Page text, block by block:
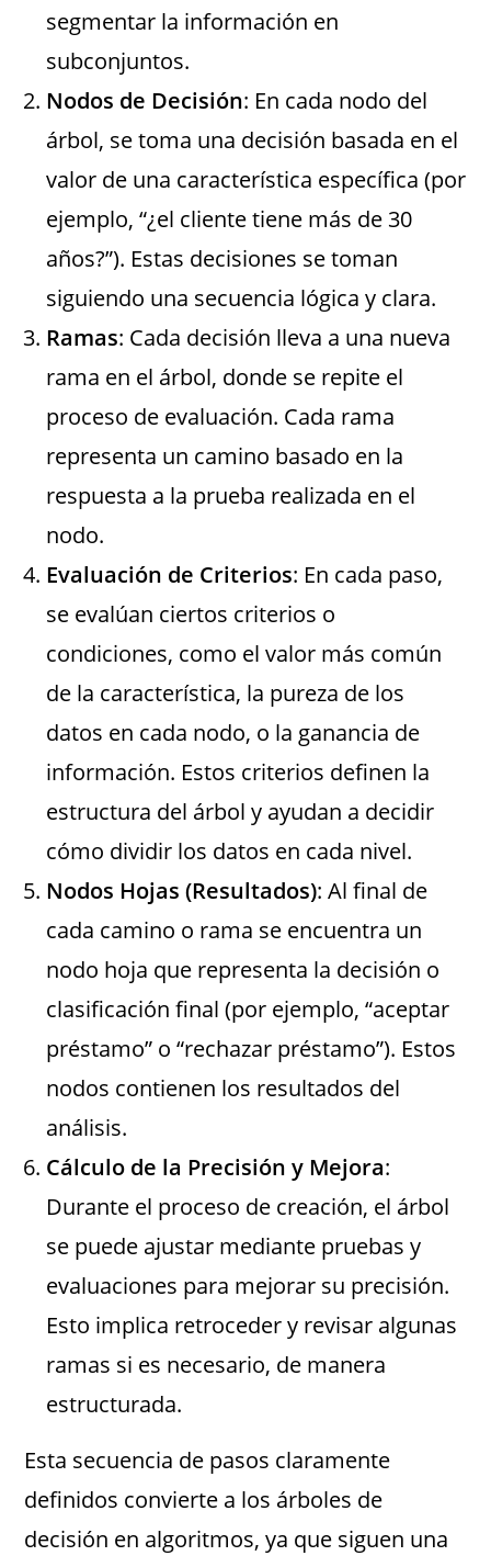
segmentar la información en
subconjuntos.
Nodos de Decisión: En cada nodo del
árbol, se toma una decisión basada en el
valor de una característica específica (por
ejemplo, “¿el cliente tiene más de 30
años?”). Estas decisiones se toman
siguiendo una secuencia lógica y clara.
Ramas: Cada decisión lleva a una nueva
rama en el árbol, donde se repite el
proceso de evaluación. Cada rama
representa un camino basado en la
respuesta a la prueba realizada en el
nodo.
Evaluación de Criterios: En cada paso,
se evalúan ciertos criterios o
condiciones, como el valor más común
de la característica, la pureza de los
datos en cada nodo, o la ganancia de
información. Estos criterios definen la
estructura del árbol y ayudan a decidir
cómo dividir los datos en cada nivel.
Nodos Hojas (Resultados): Al final de
cada camino o rama se encuentra un
nodo hoja que representa la decisión o
clasificación final (por ejemplo, “aceptar
préstamo” o “rechazar préstamo”). Estos
nodos contienen los resultados del
análisis.
Cálculo de la Precisión y Mejora:
Durante el proceso de creación, el árbol
se puede ajustar mediante pruebas y
evaluaciones para mejorar su precisión.
Esto implica retroceder y revisar algunas
ramas si es necesario, de manera
estructurada.
Esta secuencia de pasos claramente
definidos convierte a los árboles de
decisión en algoritmos, ya que siguen una